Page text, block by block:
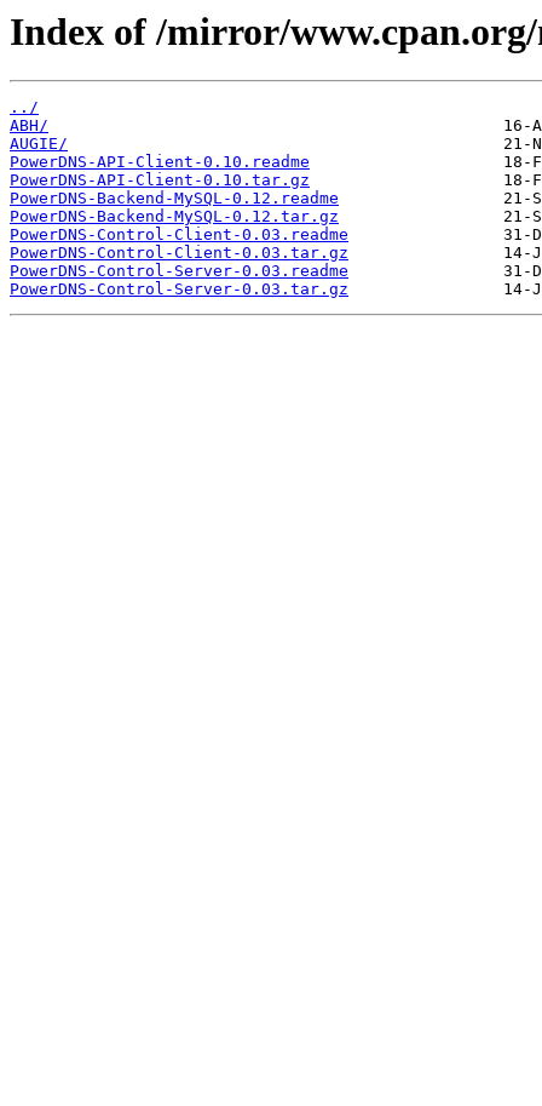
Index of /mirror/
../
ABH/
AUGIE/
PowerDNS-API-Client-0.10.readme
PowerDNS-API-Client-0.10.tar.gz
PowerDNS-Backend-MySQL-0.12.readme
PowerDNS-Backend-MySQL-0.12.tar.gz
PowerDNS-Control-Client-0.03.readme
PowerDNS-Control-Client-0.03.tar.gz
PowerDNS-Control-Server-0.03.readme
PowerDNS-Control-Server-0.03.tar.gz